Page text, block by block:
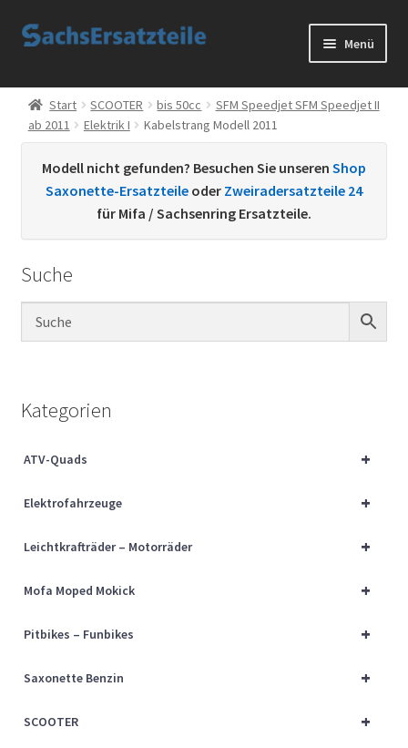
Zur
Zum
Menü
Start
AGB
Datenschutzerklärung
Kontakt
Sachs Ersatzteile
Über uns
Start SCOOTER bis 50cc
SFM Speedjet SFM Speedjet II
ab 2011
Elektrik I Kabelstrang Modell 2011
Modell nicht gefunden? Besuchen Sie unseren Shop
Saxonette-Ersatzteile oder Zweiradersatzteile 24
für Mifa / Sachsenring Ersatzteile.
Suche
Kategorien
+
ATV-Quads
+
Elektrofahrzeuge
+
Leichtkrafträder – Motorräder
+
Mofa Moped Mokick
+
Pitbikes – Funbikes
+
Saxonette Benzin
+
SCOOTER